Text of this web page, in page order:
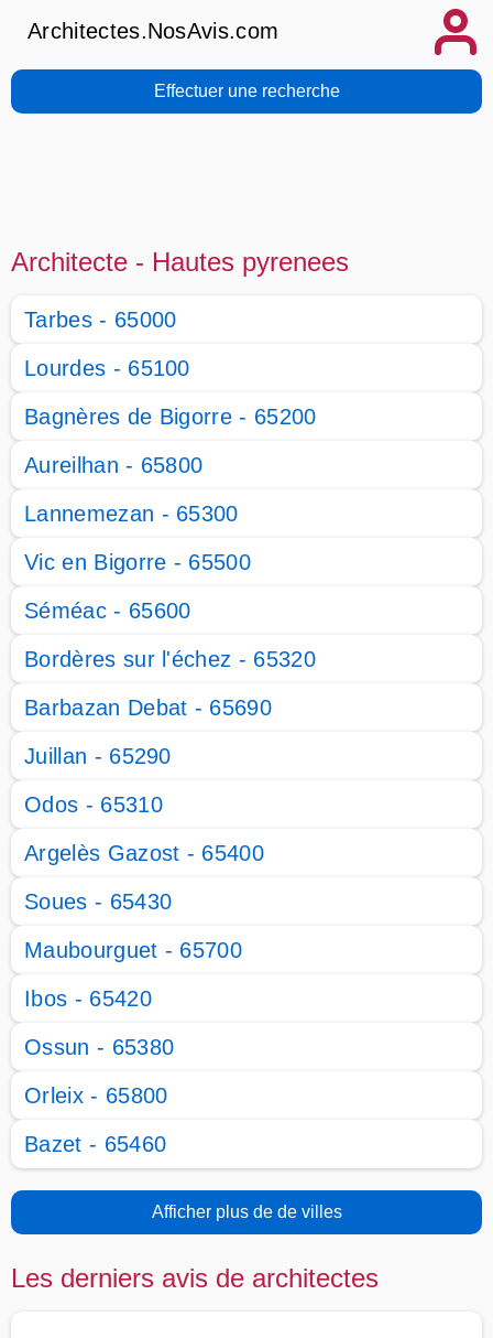
Architectes.NosAvis.com
Effectuer une recherche
Architecte - Hautes pyrenees
Tarbes - 65000
Lourdes - 65100
Bagnères de Bigorre - 65200
Aureilhan - 65800
Lannemezan - 65300
Vic en Bigorre - 65500
Séméac - 65600
Bordères sur l'échez - 65320
Barbazan Debat - 65690
Juillan - 65290
Odos - 65310
Argelès Gazost - 65400
Soues - 65430
Maubourguet - 65700
Ibos - 65420
Ossun - 65380
Orleix - 65800
Bazet - 65460
Afficher plus de de villes
Les derniers avis de architectes